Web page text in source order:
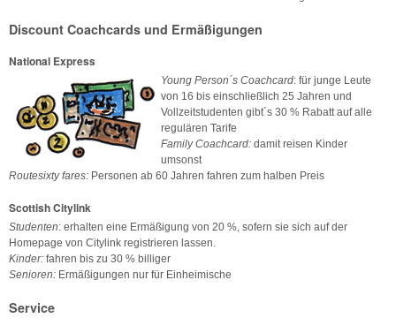
Discount Coachcards und Ermäßigungen
National Express
Young Person´s Coachcard: für junge Leute
von 16 bis einschließlich 25 Jahren und
Vollzeitstudenten gibt´s 30 % Rabatt auf alle
regulären Tarife
Family Coachcard: damit reisen Kinder
umsonst
Routesixty fares: Personen ab 60 Jahren fahren zum halben Preis
Scottish Citylink
Studenten: erhalten eine Ermäßigung von 20 %, sofern sie sich auf der
Homepage von Citylink registrieren lassen.
Kinder: fahren bis zu 30 % billiger
Senioren: Ermäßigungen nur für Einheimische
Service